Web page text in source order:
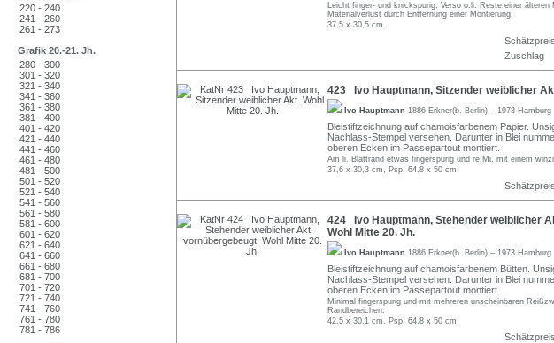
220 - 240
241 - 260
261 - 273
Grafik 20.-21. Jh.
280 - 300
301 - 320
321 - 340
341 - 360
361 - 380
381 - 400
401 - 420
421 - 440
441 - 460
461 - 480
481 - 500
501 - 520
521 - 540
541 - 560
561 - 580
581 - 600
601 - 620
621 - 640
641 - 660
661 - 680
681 - 700
701 - 720
721 - 740
741 - 760
761 - 780
781 - 786
Leicht finger- und knickspurig. Verso o.li. Reste einer älteren
Materialverlust durch Entfernung einer Montierung.
37,5 x 30,5 cm.
Schätzpreis
Zuschlag
423 Ivo Hauptmann, Sitzender weiblicher
Ivo Hauptmann 1886 Erkner(b. Berlin) – 1973 Hamburg
Bleistiftzeichnung auf chamoisfarbenem Papier.
Nachlass-Stempel versehen. Darunter in Blei
oberen Ecken im Passepartout montiert.
Am li. Blattrand etwas fingerspurig und re.Mi. mit einem
37,6 x 30,3 cm, Psp. 64,8 x 50 cm.
Schätzpreis
424 Ivo Hauptmann, Stehender weiblicher
Wohl Mitte 20. Jh.
Ivo Hauptmann 1886 Erkner(b. Berlin) – 1973 Hamburg
Bleistiftzeichnung auf chamoisfarbenem Bütten.
Nachlass-Stempel versehen. Darunter in Blei
oberen Ecken im Passepartout montiert.
Minimal fingerspurig und mit mehreren unscheinbaren
Randbereichen.
42,5 x 30,1 cm, Psp. 64,8 x 50 cm.
Schätzpreis